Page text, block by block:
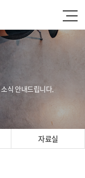
식 안내드립니다.
자료실